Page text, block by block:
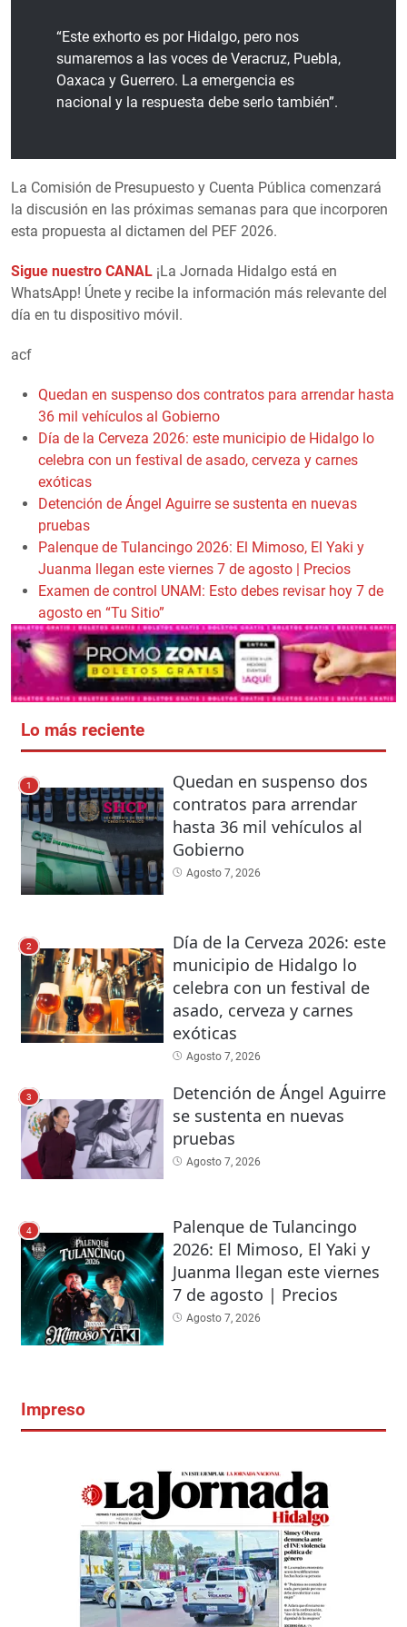
“Este exhorto es por Hidalgo, pero nos
sumaremos a las voces de Veracruz, Puebla,
Oaxaca y Guerrero. La emergencia es
nacional y la respuesta debe serlo también”.
La Comisión de Presupuesto y Cuenta Pública comenzará
la discusión en las próximas semanas para que incorporen
esta propuesta al dictamen del PEF 2026.
Sigue nuestro CANAL ¡La Jornada Hidalgo está en
WhatsApp! Únete y recibe la información más relevante del
día en tu dispositivo móvil.
acf
Quedan en suspenso dos contratos para arrendar hasta
36 mil vehículos al Gobierno
Día de la Cerveza 2026: este municipio de Hidalgo lo
celebra con un festival de asado, cerveza y carnes
exóticas
Detención de Ángel Aguirre se sustenta en nuevas
pruebas
Palenque de Tulancingo 2026: El Mimoso, El Yaki y
Juanma llegan este viernes 7 de agosto | Precios
Examen de control UNAM: Esto debes revisar hoy 7 de
agosto en “Tu Sitio”
Lo más reciente
1
Quedan en suspenso dos
contratos para arrendar
hasta 36 mil vehículos al
Gobierno
Agosto 7, 2026
2
Día de la Cerveza 2026: este
municipio de Hidalgo lo
celebra con un festival de
asado, cerveza y carnes
exóticas
Agosto 7, 2026
3
Detención de Ángel Aguirre
se sustenta en nuevas
pruebas
Agosto 7, 2026
4
Palenque de Tulancingo
2026: El Mimoso, El Yaki y
Juanma llegan este viernes
7 de agosto | Precios
Agosto 7, 2026
Impreso